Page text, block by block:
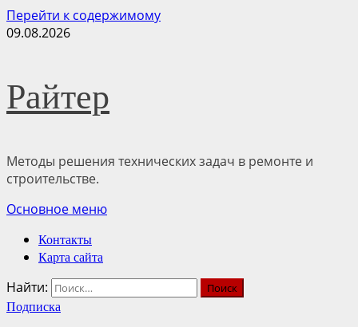
Перейти к содержимому
09.08.2026
Райтер
Методы решения технических задач в ремонте и
строительстве.
Основное меню
Контакты
Карта сайта
Найти:
Подписка